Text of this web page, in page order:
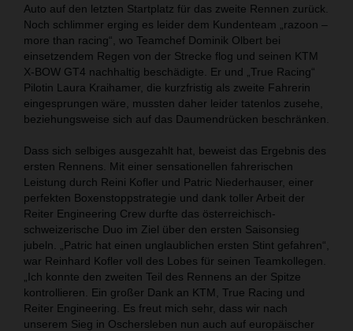
Auto auf den letzten Startplatz für das zweite Rennen zurück.
Noch schlimmer erging es leider dem Kundenteam „razoon –
more than racing“, wo Teamchef Dominik Olbert bei
einsetzendem Regen von der Strecke flog und seinen KTM
X-BOW GT4 nachhaltig beschädigte. Er und „True Racing“
Pilotin Laura Kraihamer, die kurzfristig als zweite Fahrerin
eingesprungen wäre, mussten daher leider tatenlos zusehe,
beziehungsweise sich auf das Daumendrücken beschränken.
Dass sich selbiges ausgezahlt hat, beweist das Ergebnis des
ersten Rennens. Mit einer sensationellen fahrerischen
Leistung durch Reini Kofler und Patric Niederhauser, einer
perfekten Boxenstoppstrategie und dank toller Arbeit der
Reiter Engineering Crew durfte das österreichisch-
schweizerische Duo im Ziel über den ersten Saisonsieg
jubeln. „Patric hat einen unglaublichen ersten Stint gefahren“,
war Reinhard Kofler voll des Lobes für seinen Teamkollegen.
„Ich konnte den zweiten Teil des Rennens an der Spitze
kontrollieren. Ein großer Dank an KTM, True Racing und
Reiter Engineering. Es freut mich sehr, dass wir nach
unserem Sieg in Oschersleben nun auch auf europäischer